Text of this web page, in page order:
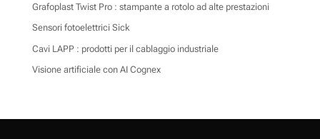
Grafoplast Twist Pro : stampante a rotolo ad alte prestazioni
Sensori fotoelettrici Sick
Cavi LAPP : prodotti per il cablaggio industriale
Visione artificiale con AI Cognex